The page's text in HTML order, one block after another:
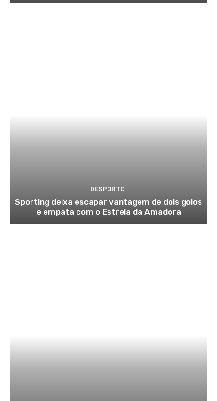
DESPORTO
Sporting deixa escapar vantagem de dois golos
e empata com o Estrela da Amadora